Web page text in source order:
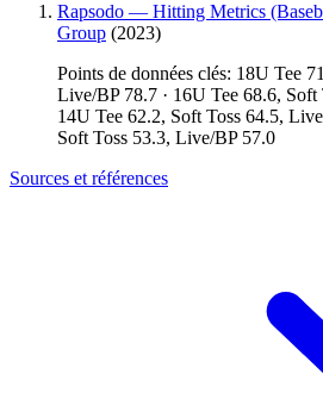
Rapsodo — Hitting Metrics
Group (2023)
Points de données clés: 18U Tee
Live/BP 78.7 · 16U Tee 68.6, Soft
14U Tee 62.2, Soft Toss 64.5,
Soft Toss 53.3, Live/BP 57.0
Sources et références